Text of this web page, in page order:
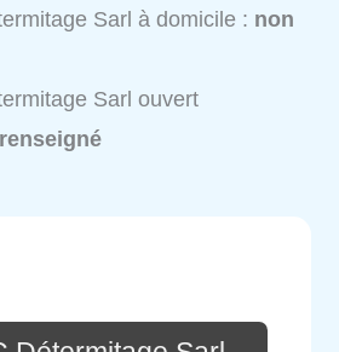
Sarl à domicile : non
Sarl ouvert